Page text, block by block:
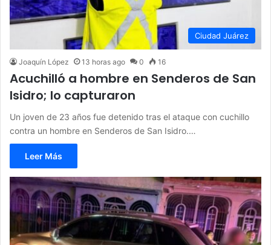
Ciudad Juárez
Joaquín López 13 horas ago 0 16
Acuchilló a hombre en Senderos de San
Isidro; lo capturaron
Un joven de 23 años fue detenido tras el ataque con cuchillo
contra un hombre en Senderos de San Isidro.…
Leer Más